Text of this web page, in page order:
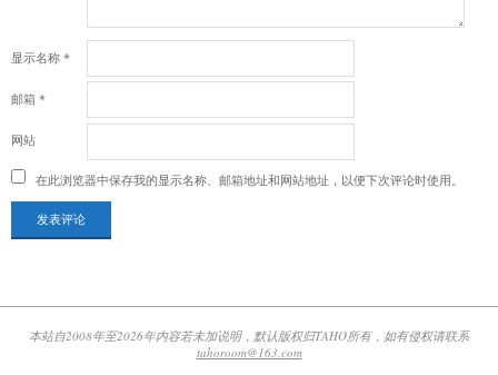
显示名称 *
邮箱 *
网站
在此浏览器中保存我的显示名称、邮箱地址和网站地址，以便下次评论时使用。
本站自2008年至2026年内容若未加说明，默认版权归TAHO所有，如有侵权请联系
tahoroom@163.com